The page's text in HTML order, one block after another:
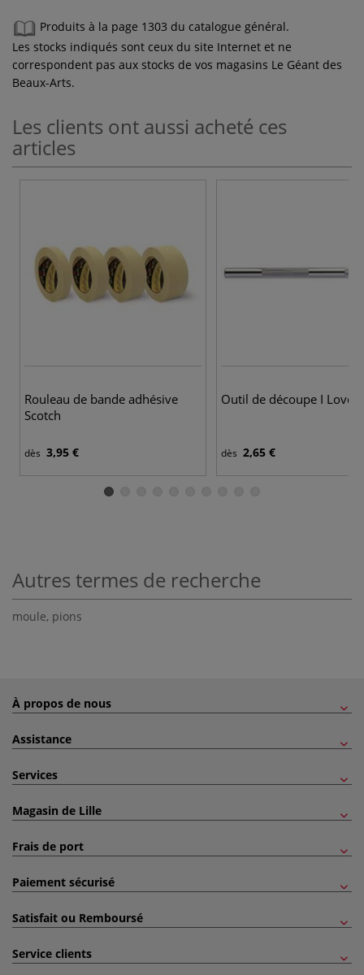
Produits à la page 1303 du catalogue général.
Les stocks indiqués sont ceux du site Internet et ne
correspondent pas aux stocks de vos magasins Le Géant des
Beaux-Arts.
Les clients ont aussi acheté ces
articles
Rouleau de bande adhésive
Scotch
dès 3,95 €
Outil de découpe I Love
dès 2,65 €
Autres termes de recherche
moule, pions
À propos de nous
Assistance
Services
Magasin de Lille
Frais de port
Paiement sécurisé
Satisfait ou Remboursé
Service clients